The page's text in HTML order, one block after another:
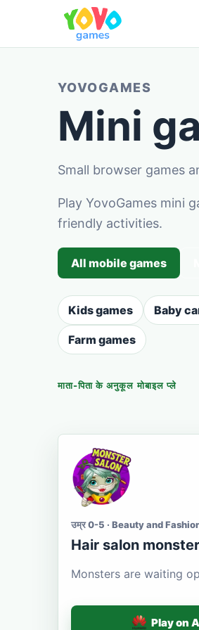
YOVOGAMES
Mini
Small browser games
Play YovoGames mini
friendly activities.
All mobile games
Kids games Baby
Farm games
माता-पिता के अनुकूल मोबाइल प्ले
उम्र 0-5 · Beauty and
Hair salon
Monsters are waiting
Play on